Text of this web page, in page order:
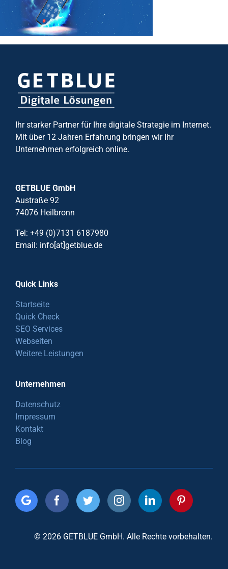
Ihr starker Partner für Ihre digitale Strategie im Internet.
Mit über 12 Jahren Erfahrung bringen wir Ihr
Unternehmen erfolgreich online.
GETBLUE GmbH
Austraße 92
74076 Heilbronn
Tel: +49 (0)7131 6187980
Email: info[at]getblue.de
Quick Links
Startseite
Quick Check
SEO Services
Webseiten
Weitere Leistungen
Unternehmen
Datenschutz
Impressum
Kontakt
Blog
© 2026 GETBLUE GmbH. Alle Rechte vorbehalten.